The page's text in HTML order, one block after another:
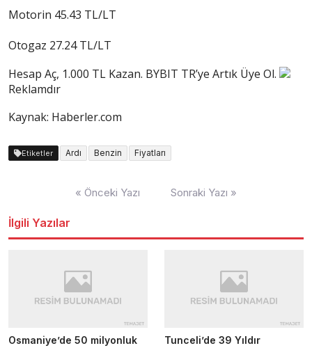
Motorin 45.43 TL/LT
Otogaz 27.24 TL/LT
Hesap Aç, 1.000 TL Kazan. BYBIT TR’ye Artık Üye Ol.
Reklamdır
Kaynak: Haberler.com
Etiketler Ardı Benzin Fiyatları
« Önceki Yazı Sonraki Yazı »
İlgili Yazılar
Osmaniye’de 50 milyonluk
Tunceli’de 39 Yıldır